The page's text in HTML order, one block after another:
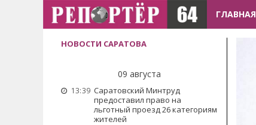
ГЛАВНАЯ
НОВОСТИ САРАТОВА
09 августа
13:39 Саратовский Минтруд
предоставил право на
льготный проезд 26 категориям
жителей